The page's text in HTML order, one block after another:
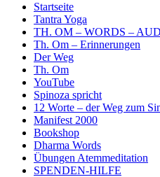
Startseite
Tantra Yoga
TH. OM – WORDS –
Th. Om – Erinnerungen
Der Weg
Th. Om
YouTube
Spinoza spricht
12 Worte – der Weg zum
Manifest 2000
Bookshop
Dharma Words
Übungen Atemmeditation
SPENDEN-HILFE